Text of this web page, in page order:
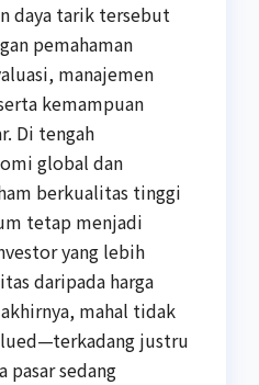
daya tarik tersebut
pemahaman
manajemen
kemampuan
Di tengah
global dan
berkualitas tinggi
tetap menjadi
yang lebih
daripada harga
mahal tidak
justru
pasar sedang